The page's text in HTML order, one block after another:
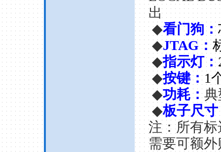
出
◆看门狗：
◆JTAG ：
◆指示灯：
◆按键：1
◆功耗：典
◆板子尺寸
注：所有
需要可额外